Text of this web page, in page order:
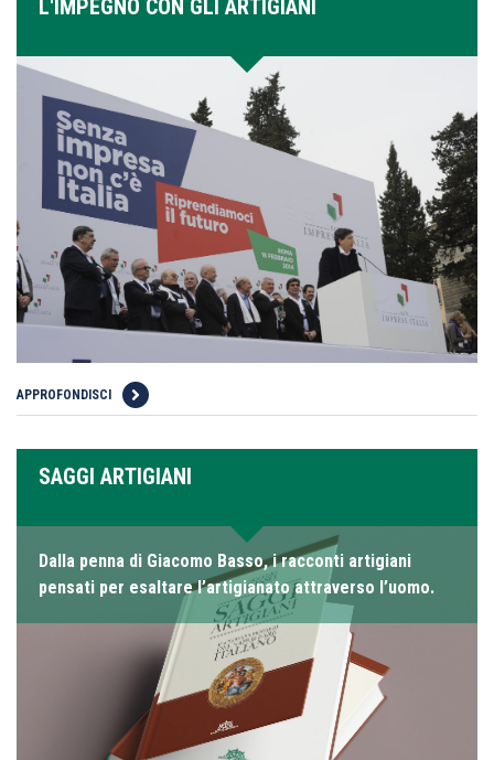
L'IMPEGNO CON GLI ARTIGIANI
APPROFONDISCI
SAGGI ARTIGIANI
Dalla penna di Giacomo Basso, i racconti artigiani
pensati per esaltare l’artigianato attraverso l’uomo.